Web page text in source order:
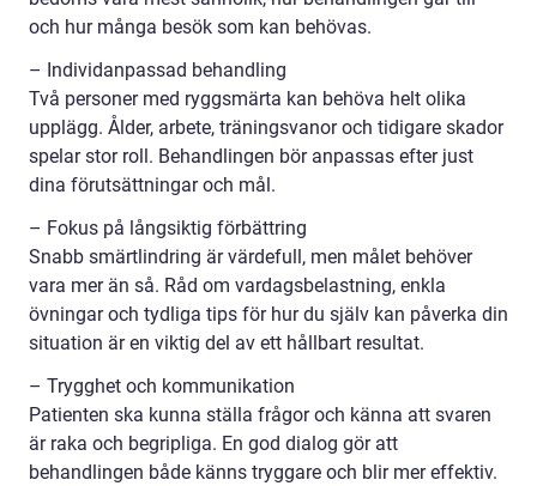
och hur många besök som kan behövas.
– Individanpassad behandling
Två personer med ryggsmärta kan behöva helt olika
upplägg. Ålder, arbete, träningsvanor och tidigare skador
spelar stor roll. Behandlingen bör anpassas efter just
dina förutsättningar och mål.
– Fokus på långsiktig förbättring
Snabb smärtlindring är värdefull, men målet behöver
vara mer än så. Råd om vardagsbelastning, enkla
övningar och tydliga tips för hur du själv kan påverka din
situation är en viktig del av ett hållbart resultat.
– Trygghet och kommunikation
Patienten ska kunna ställa frågor och känna att svaren
är raka och begripliga. En god dialog gör att
behandlingen både känns tryggare och blir mer effektiv.